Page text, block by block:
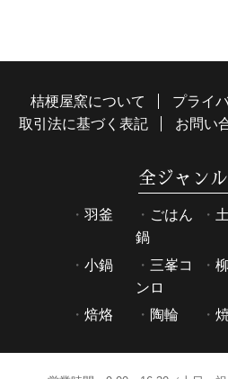
桔梗屋窯について プライ
取引法に基づく表記
お問い
全ジャン
羽釜
ごはん
鍋
小鍋
三峯コ
ンロ
焙烙
陶輪